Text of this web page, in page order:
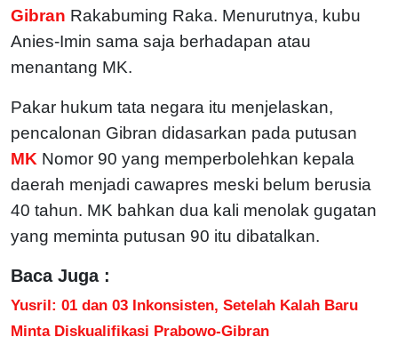
Gibran Rakabuming Raka. Menurutnya, kubu
Anies-Imin sama saja berhadapan atau
menantang MK.
Pakar hukum tata negara itu menjelaskan,
pencalonan Gibran didasarkan pada putusan
MK Nomor 90 yang memperbolehkan kepala
daerah menjadi cawapres meski belum berusia
40 tahun. MK bahkan dua kali menolak gugatan
yang meminta putusan 90 itu dibatalkan.
Baca Juga :
Yusril: 01 dan 03 Inkonsisten, Setelah Kalah Baru
Minta Diskualifikasi Prabowo-Gibran